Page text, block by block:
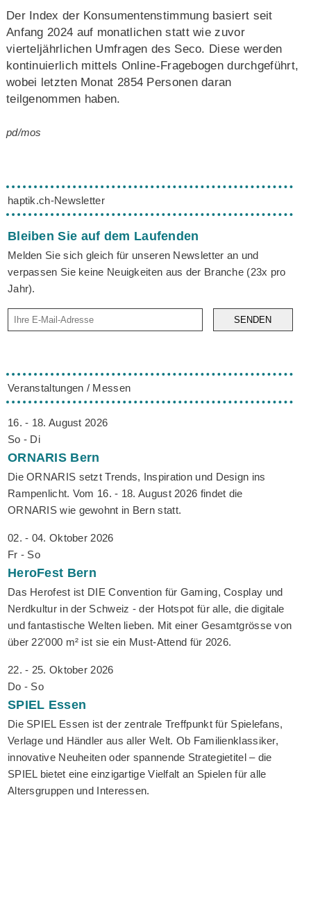
Der Index der Konsumentenstimmung basiert seit
Anfang 2024 auf monatlichen statt wie zuvor
vierteljährlichen Umfragen des Seco. Diese werden
kontinuierlich mittels Online-Fragebogen durchgeführt,
wobei letzten Monat 2854 Personen daran
teilgenommen haben.
pd/mos
haptik.ch-Newsletter
Bleiben Sie auf dem Laufenden
Melden Sie sich gleich für unseren Newsletter an und
verpassen Sie keine Neuigkeiten aus der Branche (23x pro
Jahr).
SENDEN
Veranstaltungen / Messen
16. - 18. August 2026
So - Di
ORNARIS Bern
Die ORNARIS setzt Trends, Inspiration und Design ins
Rampenlicht. Vom 16. - 18. August 2026 findet die
ORNARIS wie gewohnt in Bern statt.
02. - 04. Oktober 2026
Fr - So
HeroFest Bern
Das Herofest ist DIE Convention für Gaming, Cosplay und
Nerdkultur in der Schweiz - der Hotspot für alle, die digitale
und fantastische Welten lieben. Mit einer Gesamtgrösse von
über 22'000 m² ist sie ein Must-Attend für 2026.
22. - 25. Oktober 2026
Do - So
SPIEL Essen
Die SPIEL Essen ist der zentrale Treffpunkt für Spielefans,
Verlage und Händler aus aller Welt. Ob Familienklassiker,
innovative Neuheiten oder spannende Strategietitel – die
SPIEL bietet eine einzigartige Vielfalt an Spielen für alle
Altersgruppen und Interessen.